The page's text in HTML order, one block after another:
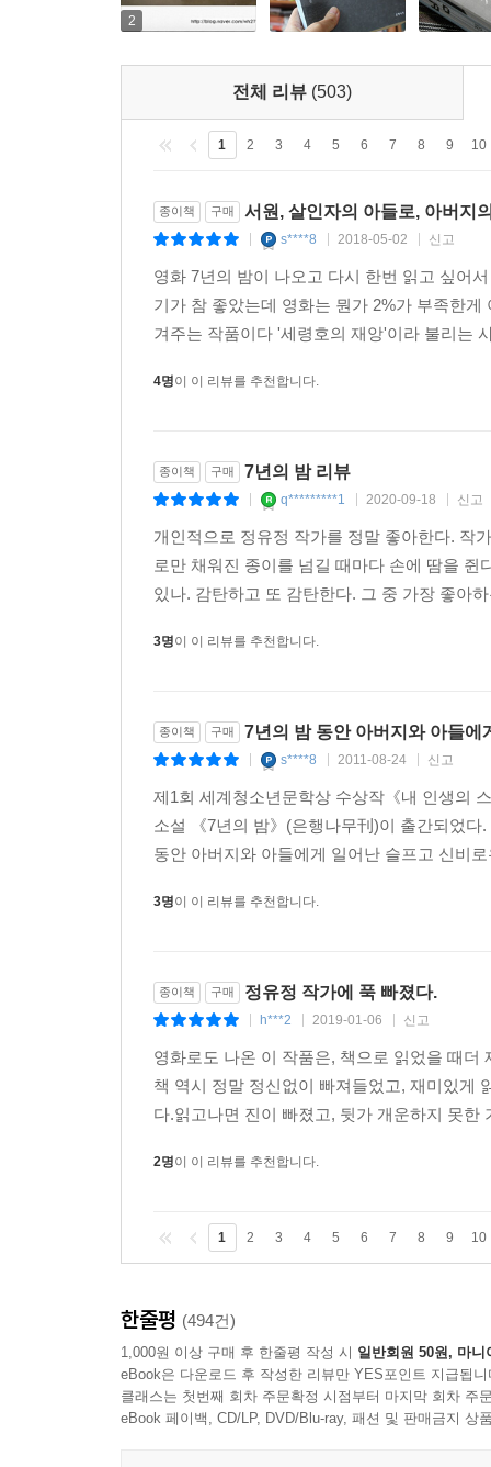
2
전체 리뷰 (503)
1 2 3 4 5 6 7 8 9 10
종이책 구매 서원, 살인자의 아들로, 아버지
s****8 2018-05-02 신고
영화 7년의 밤이 나오고 다시 한번 읽고 싶어
기가 참 좋았는데 영화는 뭔가 2%가 부족한
겨주는 작품이다 '세령호의 재앙'이라 불리는
4명이 이 리뷰를 추천합니다.
종이책 구매 7년의 밤 리뷰
q*********1 2020-09-18 신고
개인적으로 정유정 작가를 정말 좋아한다. 작
로만 채워진 종이를 넘길 때마다 손에 땀을
있나. 감탄하고 또 감탄한다. 그 중 가장 좋아
3명이 이 리뷰를 추천합니다.
종이책 구매 7년의 밤 동안 아버지와 아들에
s****8 2011-08-24 신고
제1회 세계청소년문학상 수상작《내 인생의
소설 《7년의 밤》(은행나무刊)이 출간되었
동안 아버지와 아들에게 일어난 슬프고 신비
3명이 이 리뷰를 추천합니다.
종이책 구매 정유정 작가에 푹 빠졌다.
h***2 2019-01-06 신고
영화로도 나온 이 작품은, 책으로 읽었을 때
책 역시 정말 정신없이 빠져들었고, 재미있게
다.읽고나면 진이 빠졌고, 뒷가 개운하지 못
2명이 이 리뷰를 추천합니다.
1 2 3 4 5 6 7 8 9 10
한줄평 (494건)
1,000원 이상 구매 후 한줄평 작성 시 일반회원 50원, 마니
eBook은 다운로드 후 작성한 리뷰만 YES포인트 지급됩니
클래스는 첫번째 회차 주문확정 시점부터 마지막 회차 주
eBook 페이백, CD/LP, DVD/Blu-ray, 패션 및 판매금지 상